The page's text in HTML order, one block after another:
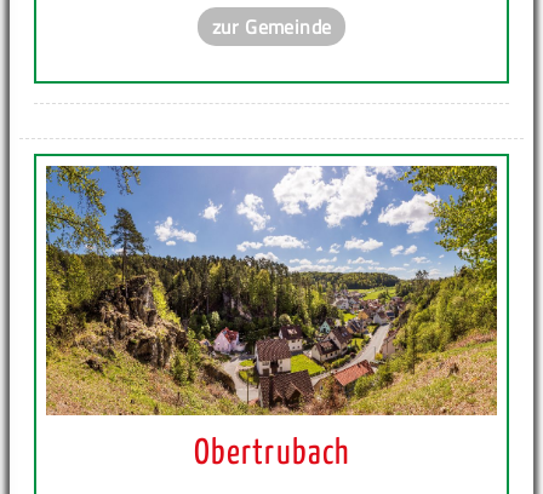
zur Gemeinde
Obertrubach